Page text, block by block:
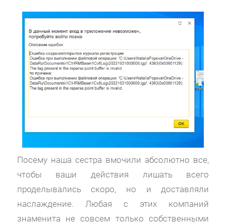
Посему наша сестра вмочили абсолютно все,
чтобы ваши действия лишать всего
проделывались скоро, но и доставляли
наслаждение. Любая с этих компаний
знаменита не совсем только собственными